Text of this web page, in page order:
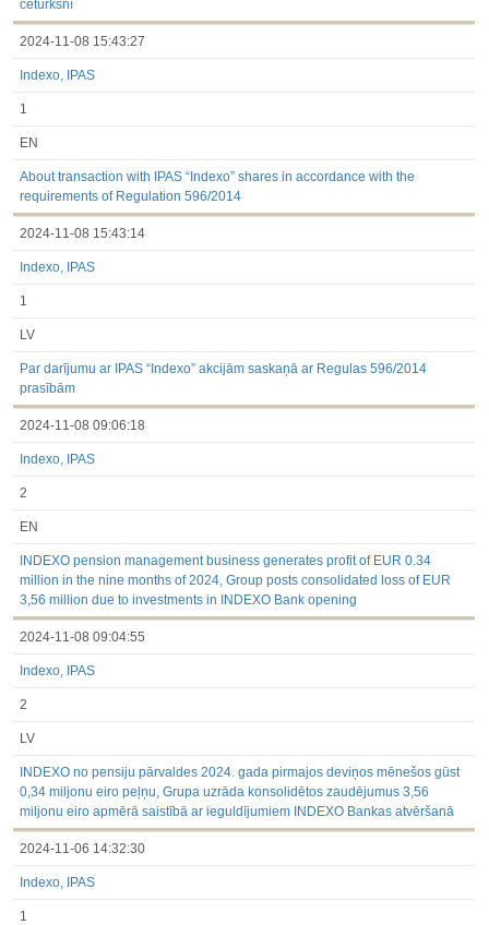
ceturksnī
2024-11-08 15:43:27
Indexo, IPAS
1
EN
About transaction with IPAS “Indexo” shares in accordance with the
requirements of Regulation 596/2014
2024-11-08 15:43:14
Indexo, IPAS
1
LV
Par darījumu ar IPAS “Indexo” akcijām saskaņā ar Regulas 596/2014
prasībām
2024-11-08 09:06:18
Indexo, IPAS
2
EN
INDEXO pension management business generates profit of EUR 0.34
million in the nine months of 2024, Group posts consolidated loss of EUR
3,56 million due to investments in INDEXO Bank opening
2024-11-08 09:04:55
Indexo, IPAS
2
LV
INDEXO no pensiju pārvaldes 2024. gada pirmajos deviņos mēnešos gūst
0,34 miljonu eiro peļņu, Grupa uzrāda konsolidētos zaudējumus 3,56
miljonu eiro apmērā saistībā ar ieguldījumiem INDEXO Bankas atvēršanā
2024-11-06 14:32:30
Indexo, IPAS
1